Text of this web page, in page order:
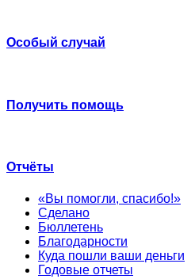
Особый случай
Получить помощь
Отчёты
«Вы помогли, спасибо!»
Сделано
Бюллетень
Благодарности
Куда пошли ваши деньги
Годовые отчеты